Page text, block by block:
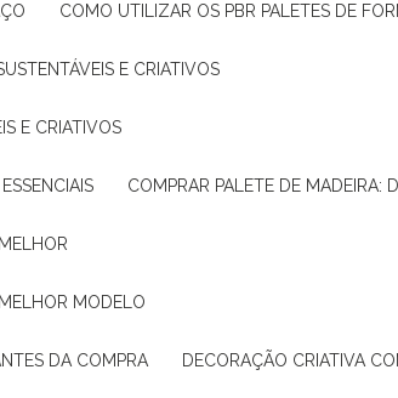
COMO UTILIZAR OS PBR PALETES DE
E CRIATIVOS
E CRIATIVOS
COMPRAR PALETE DE MADEIRA:
MODELO
DA COMPRA DECORAÇÃO CRIATIVA